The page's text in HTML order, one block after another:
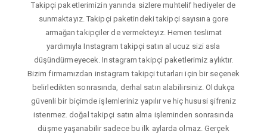
Takipçi paketlerimizin yanında sizlere muhtelif hediyeler de
sunmaktayız. Takipçi paketindeki takipçi sayısına gore
armağan takipçiler de vermekteyiz. Hemen teslimat
yardımıyla Instagram takipçi satın al ucuz sizi asla
düşündürmeyecek. Instagram takipçi paketlerimiz aylıktır.
Bizim firmamızdan instagram takipçi tutarları için bir seçenek
belirledikten sonrasında, derhal satın alabilirsiniz. Oldukça
güvenli bir biçimde işlemleriniz yapılır ve hiç hususi şifreniz
istenmez. doğal takipçi satın alma işleminden sonrasında
düşme yaşanabilir sadece bu ilk aylarda olmaz. Gerçek